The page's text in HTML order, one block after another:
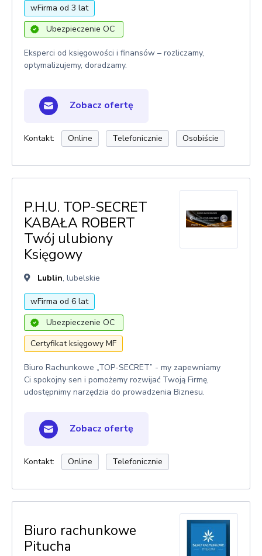
wFirma od 3 lat
Ubezpieczenie OC
Eksperci od księgowości i finansów – rozliczamy,
optymalizujemy, doradzamy.
Zobacz ofertę
Kontakt: Online Telefonicznie Osobiście
P.H.U. TOP-SECRET
KABAŁA ROBERT
Twój ulubiony
Księgowy
Lublin, lubelskie
wFirma od 6 lat
Ubezpieczenie OC
Certyfikat księgowy MF
Biuro Rachunkowe „TOP-SECRET” - my zapewniamy
Ci spokojny sen i pomożemy rozwijać Twoją Firmę,
udostępnimy narzędzia do prowadzenia Biznesu.
Zobacz ofertę
Kontakt: Online Telefonicznie
Biuro rachunkowe
Pitucha